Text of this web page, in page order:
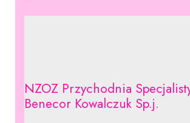
NZOZ Przychodnia
Benecor Kowalczuk Sp.j.